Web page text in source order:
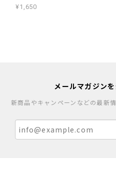
¥1,650
メールマガジン
新商品やキャンペーンなどの最新